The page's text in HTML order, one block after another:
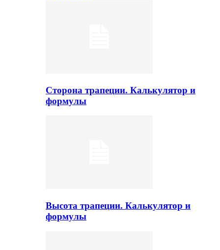
Сторона трапеции. Калькулятор и
формулы
Высота трапеции. Калькулятор и
формулы